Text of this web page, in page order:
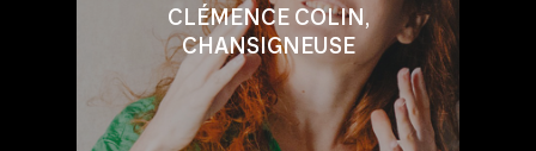
CLÉMENCE COLIN,
CHANSIGNEUSE